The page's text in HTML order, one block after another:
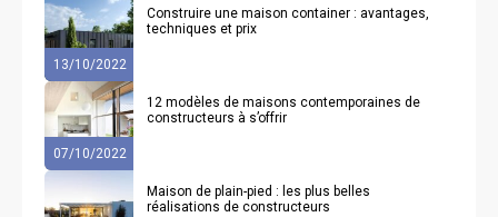
13/10/2022
Construire une maison container : avantages,
techniques et prix
07/10/2022
12 modèles de maisons contemporaines de
constructeurs à s’offrir
Maison de plain-pied : les plus belles
réalisations de constructeurs